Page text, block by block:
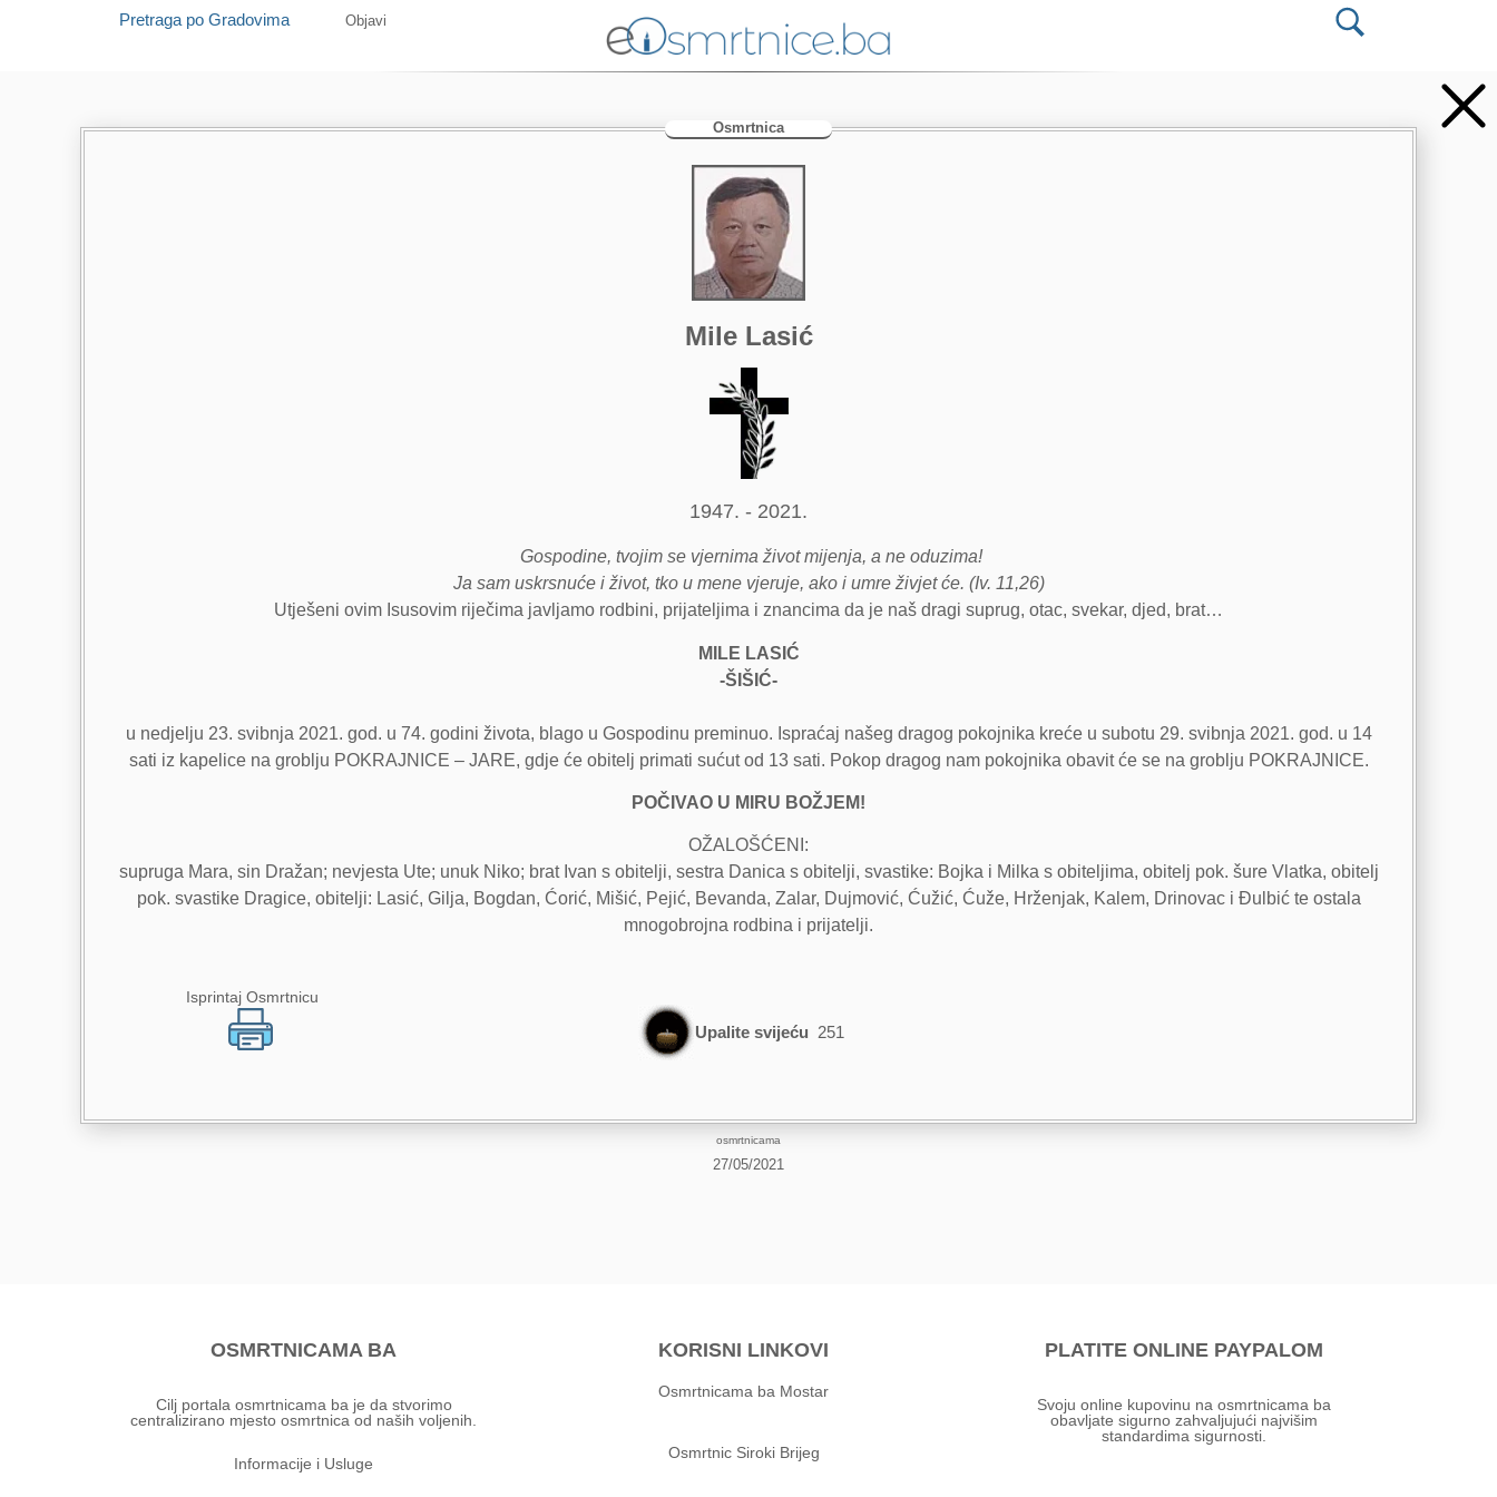
Pretraga po Gradovima Objavi
Osmrtnica
Mile Lasić
1947. - 2021.
Gospodine, tvojim se vjernima život mijenja, a ne oduzima!
Ja sam uskrsnuće i život, tko u mene vjeruje, ako i umre živjet će. (Iv. 11,26)
Utješeni ovim Isusovim riječima javljamo rodbini, prijateljima i znancima da je naš dragi suprug, otac, svekar, djed, brat…
MILE LASIĆ
-ŠIŠIĆ-
u nedjelju 23. svibnja 2021. god. u 74. godini života, blago u Gospodinu preminuo. Ispraćaj našeg dragog pokojnika kreće u subotu 29. svibnja 2021. god. u 14
sati iz kapelice na groblju POKRAJNICE – JARE, gdje će obitelj primati sućut od 13 sati. Pokop dragog nam pokojnika obavit će se na groblju POKRAJNICE.
POČIVAO U MIRU BOŽJEM!
OŽALOŠĆENI:
supruga Mara, sin Dražan; nevjesta Ute; unuk Niko; brat Ivan s obitelji, sestra Danica s obitelji, svastike: Bojka i Milka s obiteljima, obitelj pok. šure Vlatka, obitelj
pok. svastike Dragice, obitelji: Lasić, Gilja, Bogdan, Ćorić, Mišić, Pejić, Bevanda, Zalar, Dujmović, Ćužić, Ćuže, Hrženjak, Kalem, Drinovac i Đulbić te ostala
mnogobrojna rodbina i prijatelji.
Isprintaj Osmrtnicu
Upalite svijeću 251
osmrtnicama
27/05/2021
OSMRTNICAMA BA
Cilj portala osmrtnicama ba je da stvorimo
centralizirano mjesto osmrtnica od naših voljenih.
Informacije i Usluge
KORISNI LINKOVI
Osmrtnicama ba Mostar
Osmrtnic Siroki Brijeg
PLATITE ONLINE PAYPALOM
Svoju online kupovinu na osmrtnicama ba
obavljate sigurno zahvaljujući najvišim
standardima sigurnosti.